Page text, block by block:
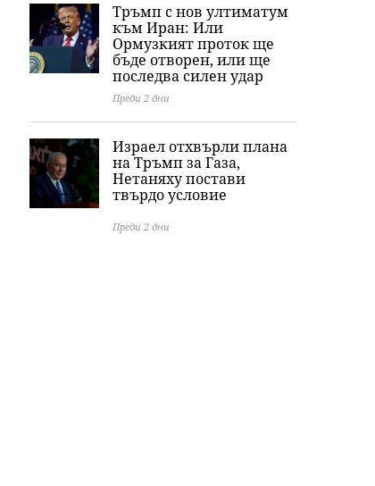
Тръмп с нов ултиматум
към Иран: Или
Ормузкият проток ще
бъде отворен, или ще
последва силен удар
Преди 2 дни
Израел отхвърли плана
на Тръмп за Газа,
Нетаняху постави
твърдо условие
Преди 2 дни